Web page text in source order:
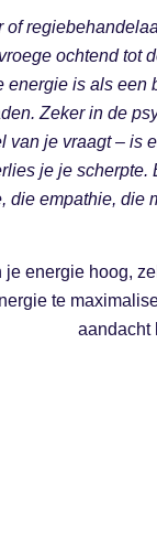
ochtend tot
energie is als een
Zeker in de
van je vraagt – is
je je
die empathie, die
energie hoog,
te
aandacht